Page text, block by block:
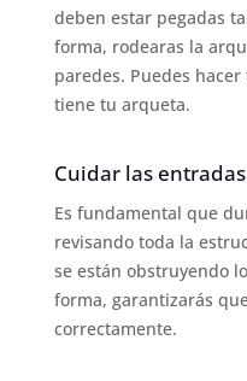
deben estar pegadas
forma, rodearas la
paredes. Puedes
tiene tu arqueta.
Cuidar las
Es fundamental que
revisando toda la
se están obstruyendo
forma, garantizarás
correctamente.